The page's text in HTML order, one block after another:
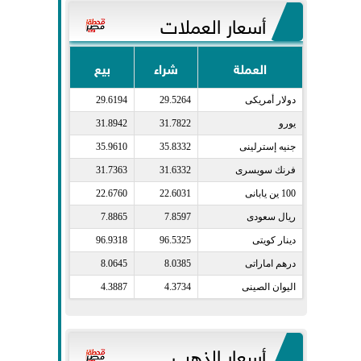
أسعار العملات
العملة شراء بيع
دولار أمريكى​ 29.5264
29.6194
يورو​ 31.7822
31.8942
جنيه إسترلينى​ 35.8332
35.9610
فرنك سويسرى​ 31.6332
31.7363
100 ين يابانى​ 22.6031
22.6760
ريال سعودى​ 7.8597
7.8865
دينار كويتى​ 96.5325
96.9318
درهم اماراتى​ 8.0385
8.0645
اليوان الصينى​ 4.3734
4.3887
أسعار الذهب